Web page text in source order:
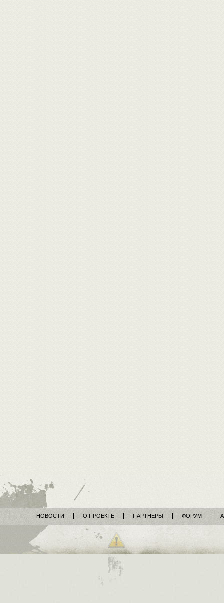
НОВОСТИ О ПРОЕКТЕ ПАРТНЕРЫ ФОРУМ